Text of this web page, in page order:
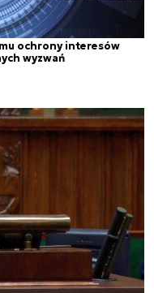
ochrony interesów
wyzwań